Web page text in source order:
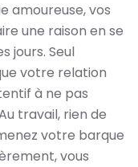
amoureuse, vos
une raison en se
jours. Seul
votre relation
à ne pas
travail, rien de
votre barque
vous